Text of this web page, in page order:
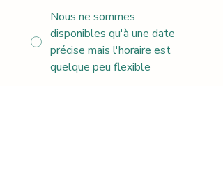
Nous ne sommes
disponibles qu'à une date
précise mais l'horaire est
quelque peu flexible